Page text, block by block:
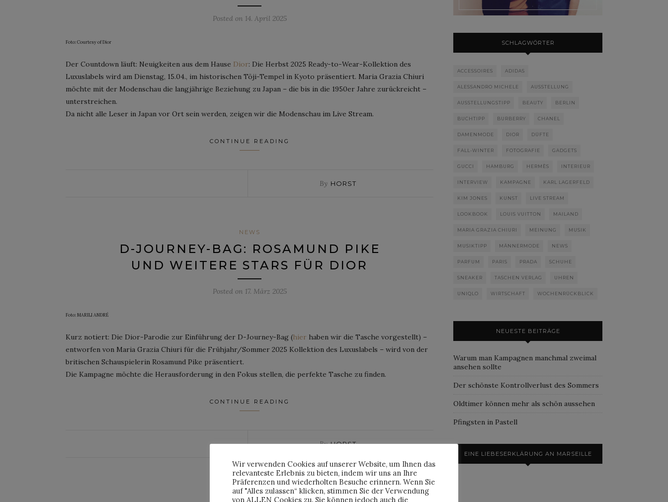
Posted on 14. April 2025
Foto: Courtesy of Dior
Der Countdown läuft: Neuigkeiten aus dem Hause Dior: Die Herbst 2025 Ready-to-Wear-Kollektion des
Luxuslabels wird am Dienstag, 15.04., im historischen Tōji-Tempel in Kyoto präsentiert. Maria Grazia Chiuri
möchte mit der Modenschau die langjährige Beziehung zu Japan – die bis in die 1950er Jahre zurückreicht –
unterstreichen.
Da nicht alle Leser in Japan vor Ort sein werden, zeigen wir die Modenschau im Live Stream.
CONTINUE READING
By HORST
NEWS
D-JOURNEY-BAG: ROSAMUND PIKE
UND WEITERE STARS FÜR DIOR
Posted on 17. März 2025
Foto: MARILI ANDRÉ
Kurz notiert: Die Dior-Parodie zur Einführung der D-Journey-Bag (hier haben wir die Tasche vorgestellt) –
entworfen von Maria Grazia Chiuri für die Frühjahr/Sommer 2025 Kollektion des Luxuslabels – wird von der
britischen Schauspielerin Rosamund Pike präsentiert.
Die Kampagne möchte die Herausforderung in den Fokus stellen, die perfekte Tasche zu finden.
CONTINUE READING
By HORST
NEWS
SCHLAGWÖRTER
ACCESSOIRES ADIDAS
ALESSANDRO MICHELE AUSSTELLUNG
AUSSTELLUNGSTIPP BEAUTY BERLIN
BUCHTIPP BURBERRY CHANEL
DAMENMODE DIOR DÜFTE
FALL-WINTER FOTOGRAFIE GADGETS
GUCCI HAMBURG HERMÈS INTERIEUR
INTERVIEW KAMPAGNE KARL LAGERFELD
KIM JONES KUNST LIVE STREAM
LOOKBOOK LOUIS VUITTON MAILAND
MARIA GRAZIA CHIURI MEINUNG MUSIK
MUSIKTIPP MÄNNERMODE NEWS
PARFUM PARIS PRADA SCHUHE
SNEAKER TASCHEN VERLAG UHREN
UNIQLO WIRTSCHAFT WOCHENRÜCKBLICK
NEUESTE BEITRÄGE
Warum man Kampagnen manchmal zweimal
ansehen sollte
Der schönste Kontrollverlust des Sommers
Oldtimer können mehr als schön aussehen
Pfingsten in Pastell
EINE LIEBESERKLÄRUNG AN MARSEILLE
Wir verwenden Cookies auf unserer Website, um Ihnen das
relevanteste Erlebnis zu bieten, indem wir uns an Ihre
Präferenzen und wiederholten Besuche erinnern. Wenn Sie
auf "Alles zulassen“ klicken, stimmen Sie der Verwendung
von ALLEN Cookies zu. Sie können jedoch auch die